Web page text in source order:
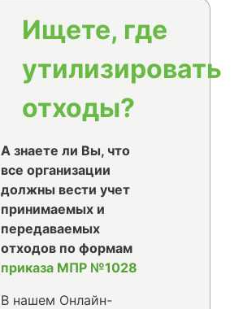
Ищете, где
утилизировать
отходы?
А знаете ли Вы, что
все организации
должны вести учет
принимаемых и
передаваемых
отходов по формам
приказа МПР №1028
В нашем Онлайн-